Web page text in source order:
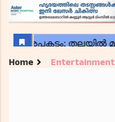
Home Entertainment